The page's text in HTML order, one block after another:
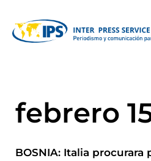
febrero
BOSNIA: Italia